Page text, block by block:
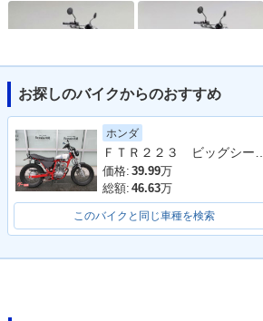
2006年 250TR・カ
2005年 250TR・カ
お探しのバイクからのおすすめ
ホンダ
ＦＴＲ２２３ ビッグシーダーアルミタン
価格: 39.99万
総額: 46.63万
このバイクと同じ車種を検索